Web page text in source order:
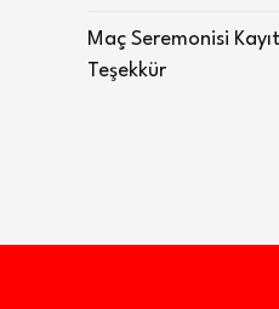
Maç Seremonisi
Teşekkür